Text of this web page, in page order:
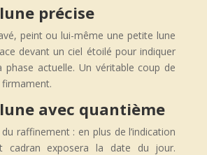
précise
peint ou lui-même une petite lune
devant un ciel étoilé pour indiquer
phase actuelle. Un véritable coup de
avec quantième
raffinement : en plus de l’indication
cadran exposera la date du jour.